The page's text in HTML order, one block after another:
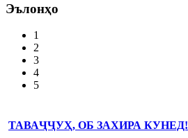
Эълонҳо
1
2
3
4
5
ТАВАҶҶУҲ, ОБ ЗАХИРА КУНЕД!